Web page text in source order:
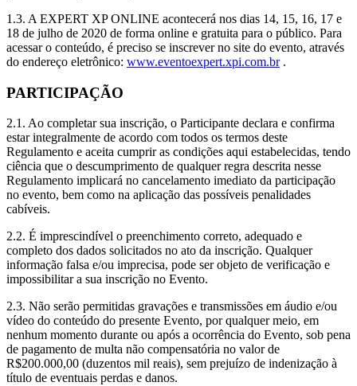
1.3. A EXPERT XP ONLINE acontecerá nos dias 14, 15, 16, 17 e
18 de julho de 2020 de forma online e gratuita para o público. Para
acessar o conteúdo, é preciso se inscrever no site do evento, através
do endereço eletrônico: www.eventoexpert.xpi.com.br.
PARTICIPAÇÃO
2.1. Ao completar sua inscrição, o Participante declara e confirma
estar integralmente de acordo com todos os termos deste
Regulamento e aceita cumprir as condições aqui estabelecidas, tendo
ciência que o descumprimento de qualquer regra descrita nesse
Regulamento implicará no cancelamento imediato da participação
no evento, bem como na aplicação das possíveis penalidades
cabíveis.
2.2. É imprescindível o preenchimento correto, adequado e
completo dos dados solicitados no ato da inscrição. Qualquer
informação falsa e/ou imprecisa, pode ser objeto de verificação e
impossibilitar a sua inscrição no Evento.
2.3. Não serão permitidas gravações e transmissões em áudio e/ou
vídeo do conteúdo do presente Evento, por qualquer meio, em
nenhum momento durante ou após a ocorrência do Evento, sob pena
de pagamento de multa não compensatória no valor de
R$200.000,00 (duzentos mil reais), sem prejuízo de indenização à
título de eventuais perdas e danos.